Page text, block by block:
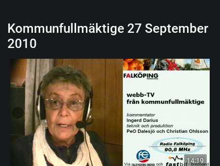
Kommunfullmäktige 27 September
2010
14:19